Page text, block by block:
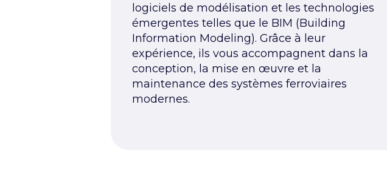
logiciels de modélisation et les technologies
émergentes telles que le BIM (Building
Information Modeling). Grâce à leur
expérience, ils vous accompagnent dans la
conception, la mise en œuvre et la
maintenance des systèmes ferroviaires
modernes.